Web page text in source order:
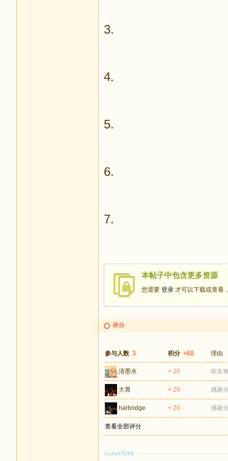
3.
4.
5.
6.
7.
本帖子中包含更多资源
您需要 登录 才可以下载或查看
评分
参与人数 3 积分 +60 理由
清墨水 + 20 你太
大胃 + 20 感谢
harbridge + 20 感谢
查看全部评分